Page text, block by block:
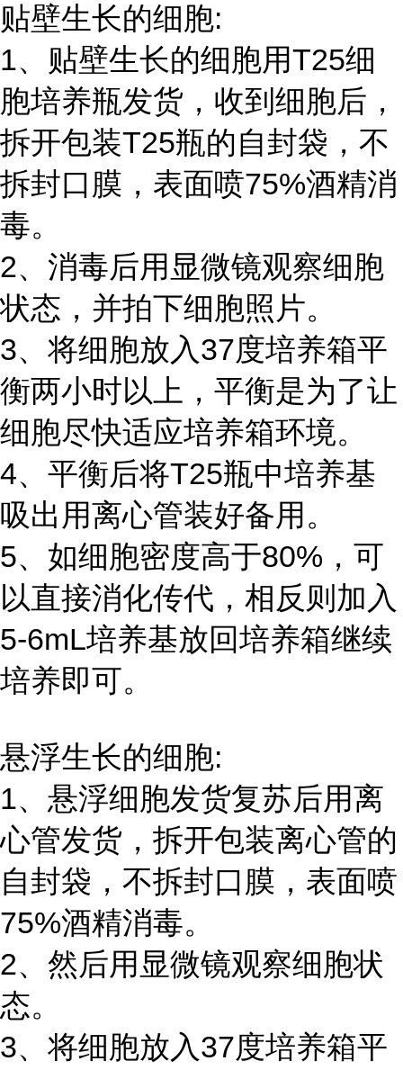
贴壁生长的细胞:
1、贴壁生长的细胞用T25细
胞培养瓶发货，收到细胞后，
拆开包装T25瓶的自封袋，不
拆封口膜，表面喷75%酒精消
毒。
2、消毒后用显微镜观察细胞
状态，并拍下细胞照片。
3、将细胞放入37度培养箱平
衡两小时以上，平衡是为了让
细胞尽快适应培养箱环境。
4、平衡后将T25瓶中培养基
吸出用离心管装好备用。
5、如细胞密度高于80%，可
以直接消化传代，相反则加入
5-6mL培养基放回培养箱继续
培养即可。
悬浮生长的细胞:
1、悬浮细胞发货复苏后用离
心管发货，拆开包装离心管的
自封袋，不拆封口膜，表面喷
75%酒精消毒。
2、然后用显微镜观察细胞状
态。
3、将细胞放入37度培养箱平